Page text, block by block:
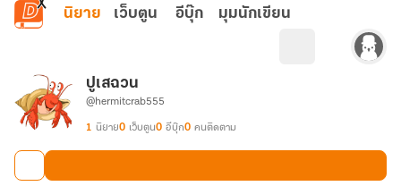
ข้ามไปยังเนื้อหาหลัก
นิยาย เว็บตูน อีบุ๊ก มุมนักเขียน
ปูเสฉวน
@hermitcrab555
1 นิยาย0 เว็บตูน0 อีบุ๊ก0 คนติดตาม